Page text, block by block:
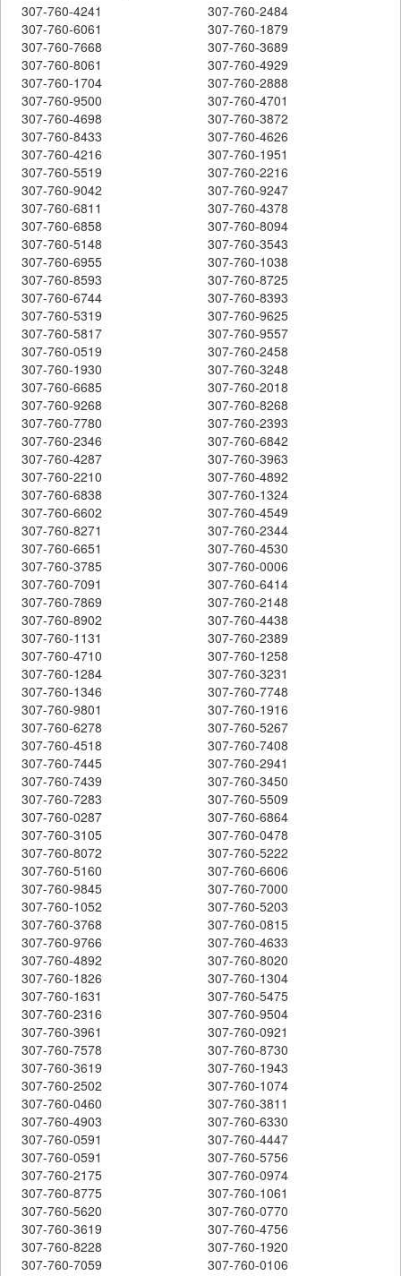
307-760-4241
307-760-2484
307-760-6061
307-760-1879
307-760-7668
307-760-3689
307-760-8061
307-760-4929
307-760-1704
307-760-2888
307-760-9500
307-760-4701
307-760-4698
307-760-3872
307-760-8433
307-760-4626
307-760-4216
307-760-1951
307-760-5519
307-760-2216
307-760-9042
307-760-9247
307-760-6811
307-760-4378
307-760-6858
307-760-8094
307-760-5148
307-760-3543
307-760-6955
307-760-1038
307-760-8593
307-760-8725
307-760-6744
307-760-8393
307-760-5319
307-760-9625
307-760-5817
307-760-9557
307-760-0519
307-760-2458
307-760-1930
307-760-3248
307-760-6685
307-760-2018
307-760-9268
307-760-8268
307-760-7780
307-760-2393
307-760-2346
307-760-6842
307-760-4287
307-760-3963
307-760-2210
307-760-4892
307-760-6838
307-760-1324
307-760-6602
307-760-4549
307-760-8271
307-760-2344
307-760-6651
307-760-4530
307-760-3785
307-760-0006
307-760-7091
307-760-6414
307-760-7869
307-760-2148
307-760-8902
307-760-4438
307-760-1131
307-760-2389
307-760-4710
307-760-1258
307-760-1284
307-760-3231
307-760-1346
307-760-7748
307-760-9801
307-760-1916
307-760-6278
307-760-5267
307-760-4518
307-760-7408
307-760-7445
307-760-2941
307-760-7439
307-760-3450
307-760-7283
307-760-5509
307-760-0287
307-760-6864
307-760-3105
307-760-0478
307-760-8072
307-760-5222
307-760-5160
307-760-6606
307-760-9845
307-760-7000
307-760-1052
307-760-5203
307-760-3768
307-760-0815
307-760-9766
307-760-4633
307-760-4892
307-760-8020
307-760-1826
307-760-1304
307-760-1631
307-760-5475
307-760-2316
307-760-9504
307-760-3961
307-760-0921
307-760-7578
307-760-8730
307-760-3619
307-760-1943
307-760-2502
307-760-1074
307-760-0460
307-760-3811
307-760-4903
307-760-6330
307-760-0591
307-760-4447
307-760-0591
307-760-5756
307-760-2175
307-760-0974
307-760-8775
307-760-1061
307-760-5620
307-760-0770
307-760-3619
307-760-4756
307-760-8228
307-760-1920
307-760-7059
307-760-0106